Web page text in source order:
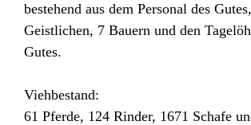
bestehend aus dem Personal des
Geistlichen, 7 Bauern und den
Gutes.
Viehbestand:
61 Pferde, 124 Rinder, 1671 Schafe